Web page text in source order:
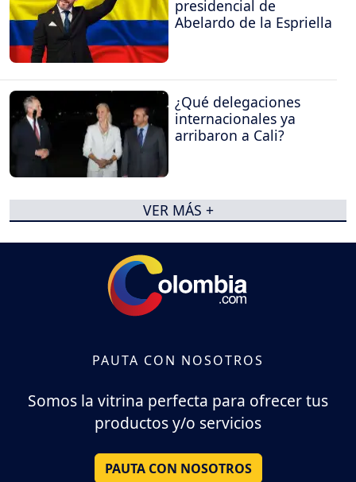
presidencial de
Abelardo de la Espriella
¿Qué delegaciones
internacionales ya
arribaron a Cali?
VER MÁS +
PAUTA CON NOSOTROS
Somos la vitrina perfecta para ofrecer tus
productos y/o servicios
PAUTA CON NOSOTROS